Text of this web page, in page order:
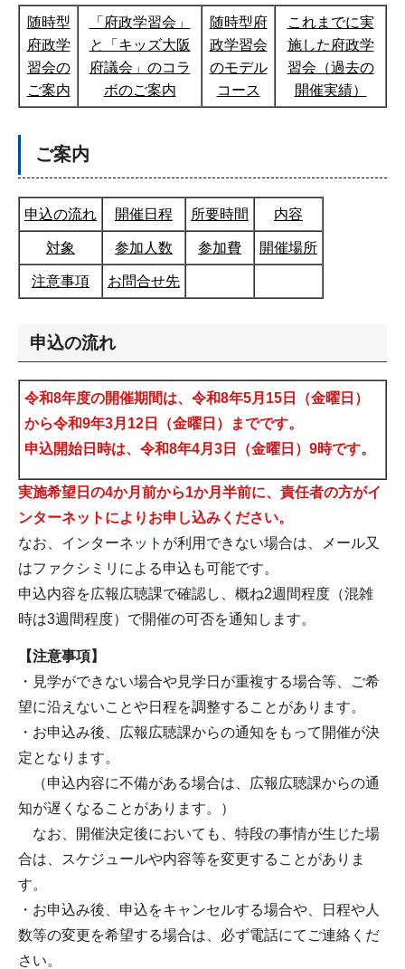
随時型
府政学
習会の
ご案内
「府政学習会」
と「キッズ大阪
府議会」のコラ
ボのご案内
随時型府
政学習会
のモデル
コース
これまでに実
施した府政学
習会（過去の
開催実績）
ご案内
申込の流れ 開催日程 所要時間 内容
対象 参加人数 参加費 開催場所
注意事項 お問合せ先
申込の流れ
令和8年度の開催期間は、令和8年5月15日（金曜日）
から令和9年3月12日（金曜日）までです。
申込開始日時は、令和8年4月3日（金曜日）9時です。
実施希望日の4か月前から1か月半前に、責任者の方がイ
ンターネットによりお申し込みください。
なお、インターネットが利用できない場合は、メール又
はファクシミリによる申込も可能です。
申込内容を広報広聴課で確認し、概ね2週間程度（混雑
時は3週間程度）で開催の可否を通知します。
【注意事項】
・見学ができない場合や見学日が重複する場合等、ご希
望に沿えないことや日程を調整することがあります。
・お申込み後、広報広聴課からの通知をもって開催が決
定となります。
（申込内容に不備がある場合は、広報広聴課からの通
知が遅くなることがあります。）
なお、開催決定後においても、特段の事情が生じた場
合は、スケジュールや内容等を変更することがありま
す。
・お申込み後、申込をキャンセルする場合や、日程や人
数等の変更を希望する場合は、必ず電話にてご連絡くだ
さい。